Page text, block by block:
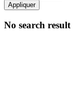
Appliquer
No search result